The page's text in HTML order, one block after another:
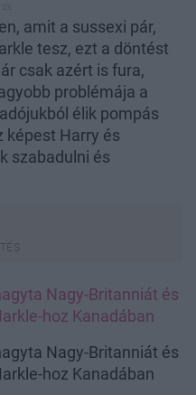
amit a sussexi pár,
tesz, ezt a döntést
csak azért is fura,
problémája a
élik pompás
képest Harry és
szabadulni és
Nagy-Britanniát és
hoz Kanadában
Nagy-Britanniát és
hoz Kanadában